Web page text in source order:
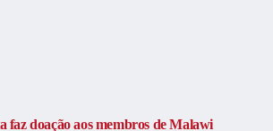
doação aos membros de Malawi